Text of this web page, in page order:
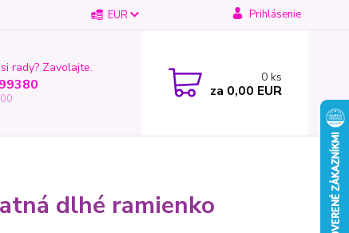
EUR Prihlásenie
rady? Zavolajte.
0 ks
za 0,00 EUR
dlhé ramienko